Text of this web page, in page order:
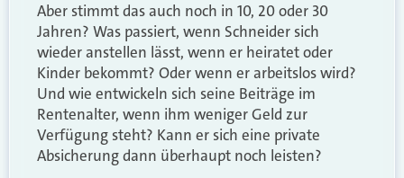
Aber stimmt das auch noch in 10, 20 oder 30
Jahren? Was passiert, wenn Schneider sich
wieder anstellen lässt, wenn er heiratet oder
Kinder bekommt? Oder wenn er arbeitslos wird?
Und wie entwickeln sich seine Beiträge im
Rentenalter, wenn ihm weniger Geld zur
Verfügung steht? Kann er sich eine private
Absicherung dann überhaupt noch leisten?